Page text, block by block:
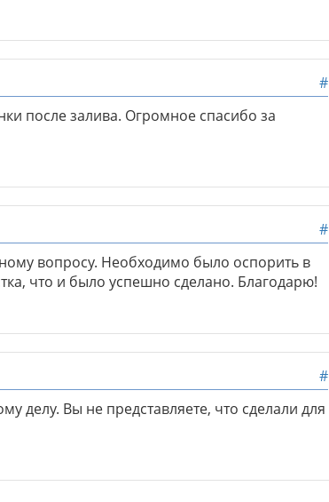
#
после залива. Огромное спасибо за
#
вопросу. Необходимо было оспорить в
что и было успешно сделано. Благодарю!
#
делу. Вы не представляете, что сделали для